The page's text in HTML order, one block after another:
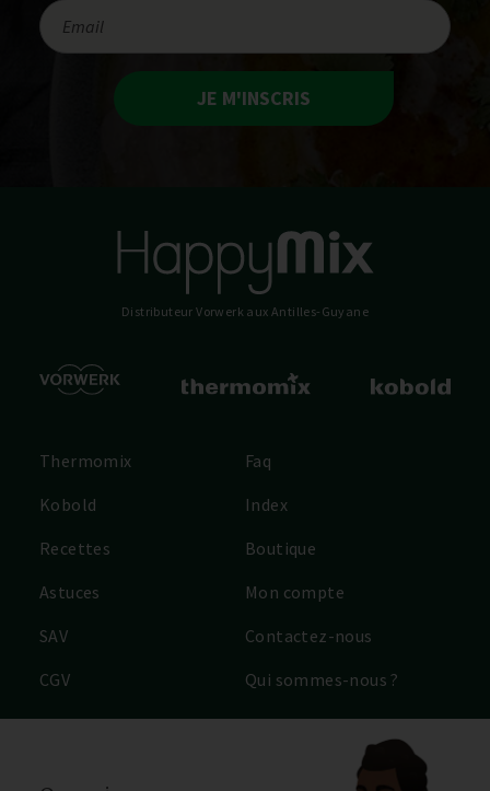
JE M'INSCRIS
Distributeur Vorwerk aux Antilles-Guyane
Thermomix
Kobold
Recettes
Astuces
SAV
CGV
Faq
Index
Boutique
Mon compte
Contactez-nous
Qui sommes-nous ?